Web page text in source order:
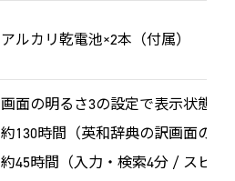
アルカリ乾電池×2本（付属）
画面の明るさ3の設定で表示状態に
約130時間（英和辞典の訳画面の連
約45時間（入力・検索4分 / スピ